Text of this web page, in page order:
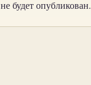
будет опубликован.